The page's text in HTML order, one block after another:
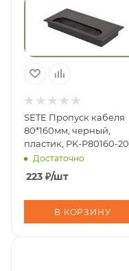
SETE Пропуск кабеля
80*160мм, черный,
пластик, PK-P80160-20
(300шт)
Достаточно
223 ₽/шт
В КОРЗИНУ